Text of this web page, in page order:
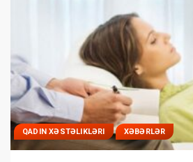
QADIN XƏSTƏLIKLƏRI XƏBƏRLƏR